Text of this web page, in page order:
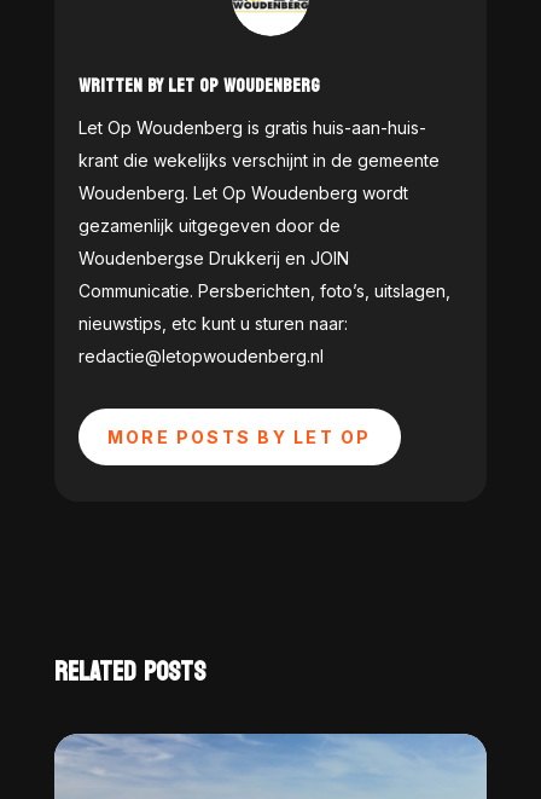
WRITTEN BY LET OP WOUDENBERG
Let Op Woudenberg is gratis huis-aan-huis-
krant die wekelijks verschijnt in de gemeente
Woudenberg. Let Op Woudenberg wordt
gezamenlijk uitgegeven door de
Woudenbergse Drukkerij en JOIN
Communicatie. Persberichten, foto’s, uitslagen,
nieuwstips, etc kunt u sturen naar:
redactie@letopwoudenberg.nl
MORE POSTS BY LET OP
RELATED POSTS